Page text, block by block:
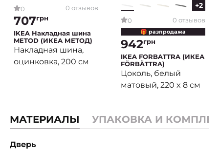
0 0 отзывов
707грн
IKEA Накладная шина
METOD (ИКЕА МЕТОД)
Накладная шина,
оцинковка, 200 см
+2
0 0 отзывов
🎁 разпродажа
942грн
IKEA FORBATTRA (ИКЕА
FÖRBÄTTRA)
Цоколь, белый
матовый, 220 x 8 см
МАТЕРИАЛЫ УПАКОВКА И
Дверь